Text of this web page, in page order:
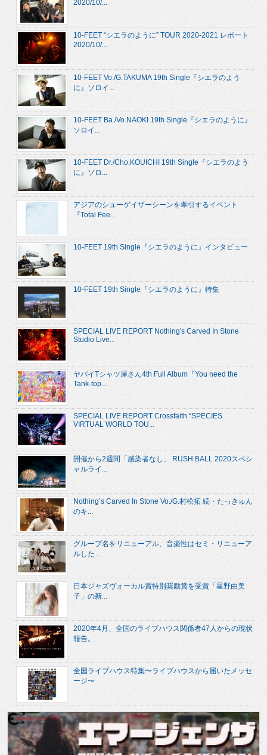
2020/10/...
10-FEET “シエラのように” TOUR 2020-2021 レポート
2020/10/...
10-FEET Vo./G.TAKUMA 19th Single『シエラのよう
に』ソロイ...
10-FEET Ba./Vo.NAOKI 19th Single『シエラのように』
ソロイ...
10-FEET Dr./Cho.KOUICHI 19th Single『シエラのよう
に』ソロ...
アジアのシューゲイザーシーンを牽引するイベント
『Total Fee...
10-FEET 19th Single『シエラのように』インタビュー
10-FEET 19th Single『シエラのように』特集
SPECIAL LIVE REPORT Nothing's Carved In Stone
Studio Live...
ヤバイTシャツ屋さん4th Full Album『You need the
Tank-top...
SPECIAL LIVE REPORT Crossfaith “SPECIES
VIRTUAL WORLD TOU...
開催から2週間「感染者なし」 RUSH BALL 2020スペシ
ャルライ...
Nothing’s Carved In Stone Vo./G.村松拓 続・たっきゅん
のキ...
グループ名をリニューアル、音楽性はセミ・リニューア
ルした ...
日本ジャズヴォーカル賞特別奨励賞を受賞「星野由美
子」の新...
2020年4月、全国のライブハウス関係者47人からの現状
報告。
全国ライブハウス特集〜ライブハウスから届いたメッセ
ージ〜